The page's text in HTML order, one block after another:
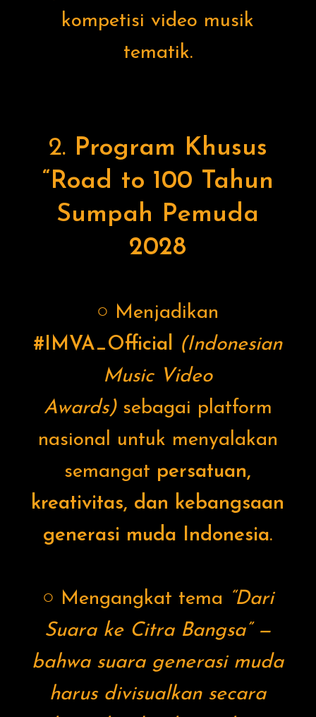
kompetisi video musik
tematik.
2.Program Khusus
“Road to 100 Tahun
Sumpah Pemuda
2028
○ Menjadikan
#IMVA_Official (Indonesian
Music Video
Awards) sebagai platform
nasional untuk menyalakan
semangat persatuan,
kreativitas, dan kebangsaan
generasi muda Indonesia.
○ Mengangkat tema “Dari
Suara ke Citra Bangsa” —
bahwa suara generasi muda
harus divisualkan secara